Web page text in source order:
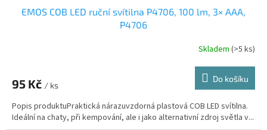
EMOS COB LED ruční svítilna P4706, 100 lm, 3× AAA,
P4706
Skladem (>5 ks)
95 Kč / ks
Do košíku
Popis produktuPraktická nárazuvzdorná plastová COB LED svítilna.
Ideální na chaty, při kempování, ale i jako alternativní zdroj světla v...